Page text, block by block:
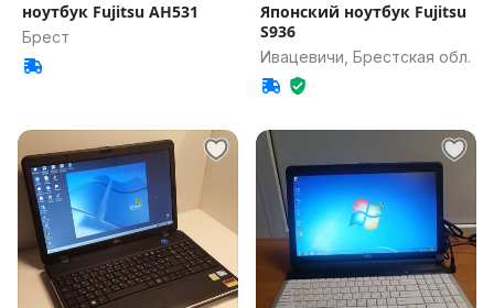
ноутбук Fujitsu AH531
Брест
Японский ноутбук Fujitsu
S936
Ивацевичи, Брестская обл.